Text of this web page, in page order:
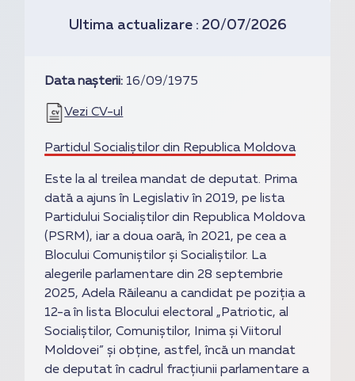
Ultima actualizare : 20/07/2026
Data nașterii: 16/09/1975
Vezi CV-ul
Partidul Socialiștilor din Republica Moldova
Este la al treilea mandat de deputat. Prima
dată a ajuns în Legislativ în 2019, pe lista
Partidului Socialiștilor din Republica Moldova
(PSRM), iar a doua oară, în 2021, pe cea a
Blocului Comuniștilor și Socialiștilor. La
alegerile parlamentare din 28 septembrie
2025, Adela Răileanu a candidat pe poziția a
12-a în lista Blocului electoral „Patriotic, al
Socialiștilor, Comuniștilor, Inima și Viitorul
Moldovei” și obține, astfel, încă un mandat
de deputat în cadrul fracțiunii parlamentare a